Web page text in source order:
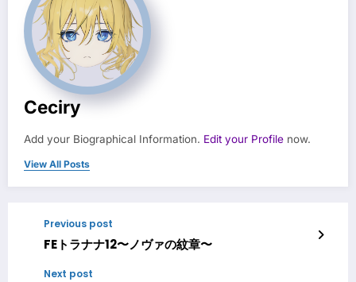
Ceciry
Add your Biographical Information. Edit your Profile now.
View All Posts
Previous post
FEトラナナ12〜ノヴァの紋章〜
Next post